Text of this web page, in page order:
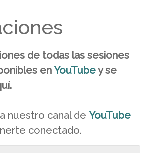
de todas las sesiones
enYouTubey se
nuestro canal de YouTube
conectado.